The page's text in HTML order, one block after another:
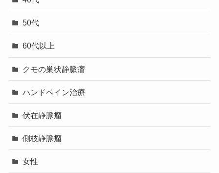
50代
60代以上
クモの巣状静脈瘤
ハンドベイン治療
伏在静脈瘤
側枝静脈瘤
女性